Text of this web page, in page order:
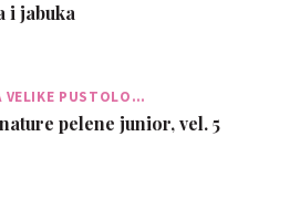
i jabuka
VELIKE PUSTOLO…
pelene junior, vel. 5